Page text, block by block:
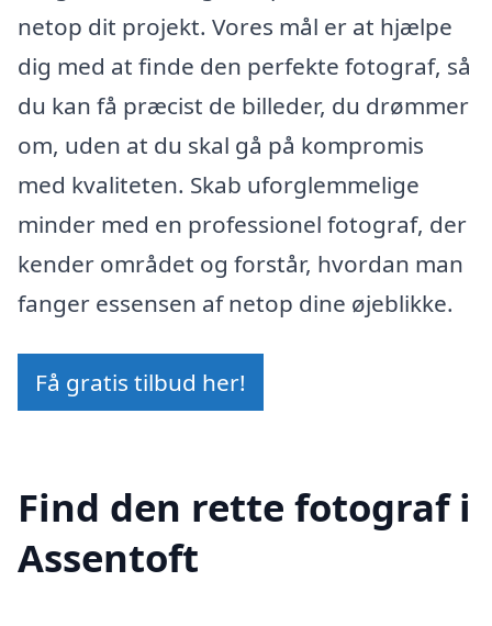
netop dit projekt. Vores mål er at hjælpe
dig med at finde den perfekte fotograf, så
du kan få præcist de billeder, du drømmer
om, uden at du skal gå på kompromis
med kvaliteten. Skab uforglemmelige
minder med en professionel fotograf, der
kender området og forstår, hvordan man
fanger essensen af netop dine øjeblikke.
Få gratis tilbud her!
Find den rette fotograf i
Assentoft